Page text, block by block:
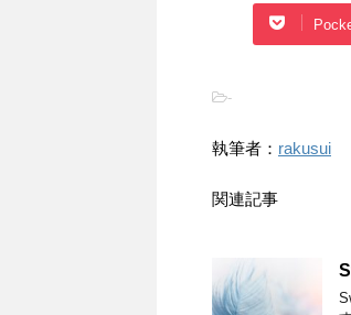
-
執筆者： rakusui
関連記事